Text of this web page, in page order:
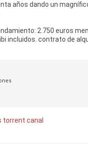
años dando un
2.750 euros
incluidos. contrato de
torrent canal